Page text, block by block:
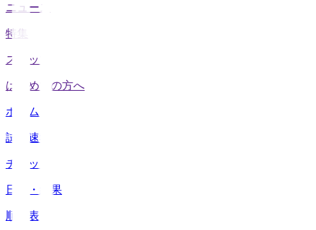
ニュース
特集
スタッツ
はじめての方へ
ホーム
試合速報
チケット
日程・結果
順位表